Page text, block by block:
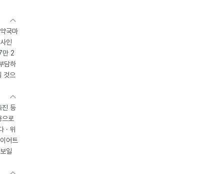
국마
인
만 2
담하
것으
진 등
로
· 위
어트
일